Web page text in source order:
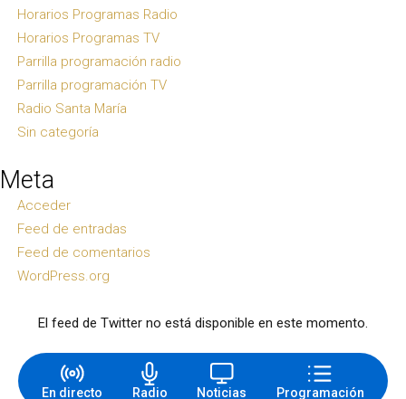
Horarios Programas Radio
Horarios Programas TV
Parrilla programación radio
Parrilla programación TV
Radio Santa María
Sin categoría
Meta
Acceder
Feed de entradas
Feed de comentarios
WordPress.org
El feed de Twitter no está disponible en este momento.
En directo Radio Noticias Programación